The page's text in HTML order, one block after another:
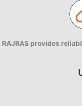
RAJRAS provides